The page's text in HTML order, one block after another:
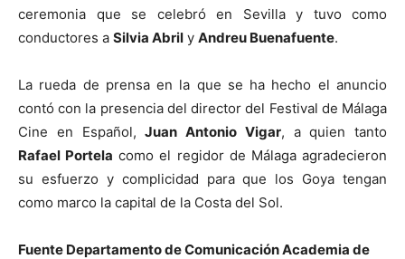
ceremonia que se celebró en Sevilla y tuvo como
conductores a Silvia Abril y Andreu Buenafuente.
La rueda de prensa en la que se ha hecho el anuncio
contó con la presencia del director del Festival de Málaga
Cine en Español,Juan Antonio Vigar, a quien tanto
Rafael Portela como el regidor de Málaga agradecieron
su esfuerzo y complicidad para que los Goya tengan
como marco la capital de la Costa del Sol.
Fuente Departamento de Comunicación Academia de